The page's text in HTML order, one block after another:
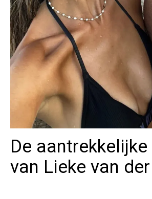
De
van Lieke van